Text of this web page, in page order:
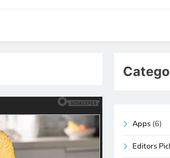
Apps (6)
Editors